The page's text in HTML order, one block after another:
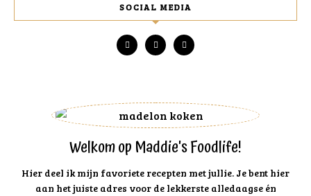
SOCIAL MEDIA
Welkom op Maddie's Foodlife!
Hier deel ik mijn favoriete recepten met jullie. Je bent hier
aan het juiste adres voor de lekkerste alledaagse én